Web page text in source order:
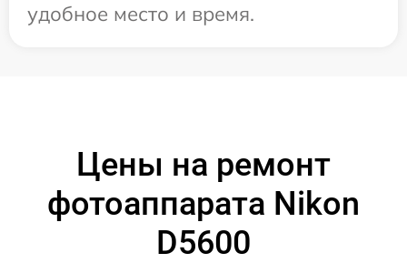
удобное место и время.
Цены на ремонт
фотоаппарата Nikon
D5600